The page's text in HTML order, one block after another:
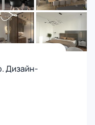
Дизайн-